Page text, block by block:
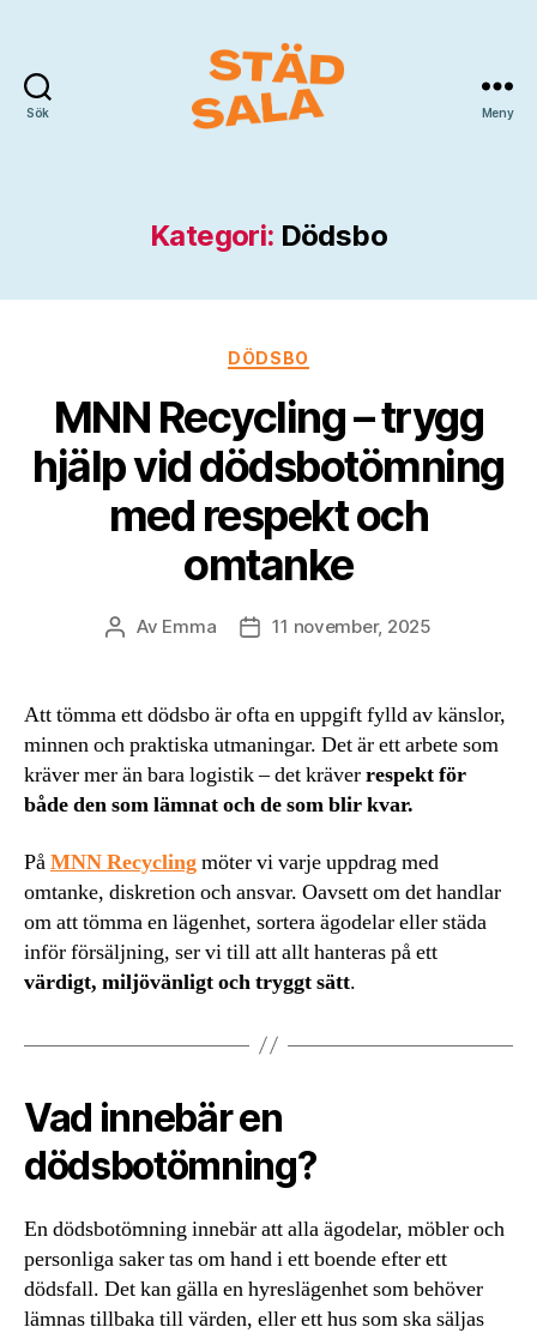
Sök Meny
Kategori: Dödsbo
Kategorier
DÖDSBO
MNN Recycling – trygg
hjälp vid dödsbotömning
med respekt och
omtanke
Inläggsförfattare
Av Emma Inläggsdatum
11 november, 2025
Att tömma ett dödsbo är ofta en uppgift fylld av känslor,
minnen och praktiska utmaningar. Det är ett arbete som
kräver mer än bara logistik – det kräverrespekt för
både den som lämnat och de som blir kvar.
PåMNN Recyclingmöter vi varje uppdrag med
omtanke, diskretion och ansvar. Oavsett om det handlar
om att tömma en lägenhet, sortera ägodelar eller städa
inför försäljning, ser vi till att allt hanteras på ett
värdigt, miljövänligt och tryggt sätt.
Vad innebär en
dödsbotömning?
En dödsbotömning innebär att alla ägodelar, möbler och
personliga saker tas om hand i ett boende efter ett
dödsfall. Det kan gälla en hyreslägenhet som behöver
lämnas tillbaka till värden, eller ett hus som ska säljas